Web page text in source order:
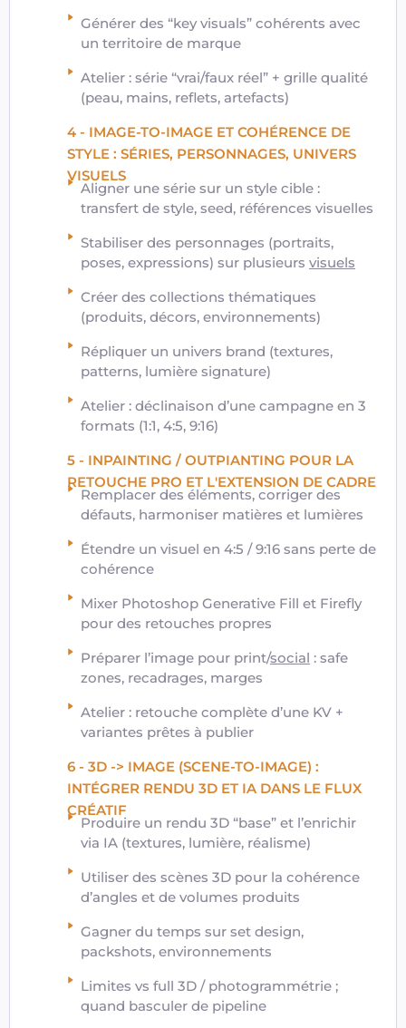
Générer des “key visuals” cohérents avec
un territoire de marque
Atelier : série “vrai/faux réel” + grille qualité
(peau, mains, reflets, artefacts)
4 - IMAGE-TO-IMAGE ET COHÉRENCE DE
STYLE : SÉRIES, PERSONNAGES, UNIVERS
VISUELS
Aligner une série sur un style cible :
transfert de style, seed, références visuelles
Stabiliser des personnages (portraits,
poses, expressions) sur plusieurs visuels
Créer des collections thématiques
(produits, décors, environnements)
Répliquer un univers brand (textures,
patterns, lumière signature)
Atelier : déclinaison d’une campagne en 3
formats (1:1, 4:5, 9:16)
5 - INPAINTING / OUTPIANTING POUR LA
RETOUCHE PRO ET L'EXTENSION DE CADRE
Remplacer des éléments, corriger des
défauts, harmoniser matières et lumières
Étendre un visuel en 4:5 / 9:16 sans perte de
cohérence
Mixer Photoshop Generative Fill et Firefly
pour des retouches propres
Préparer l’image pour print/social : safe
zones, recadrages, marges
Atelier : retouche complète d’une KV +
variantes prêtes à publier
6 - 3D -> IMAGE (SCENE-TO-IMAGE) :
INTÉGRER RENDU 3D ET IA DANS LE FLUX
CRÉATIF
Produire un rendu 3D “base” et l’enrichir
via IA (textures, lumière, réalisme)
Utiliser des scènes 3D pour la cohérence
d’angles et de volumes produits
Gagner du temps sur set design,
packshots, environnements
Limites vs full 3D / photogrammétrie ;
quand basculer de pipeline